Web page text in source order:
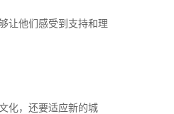
让他们感受到支持和理
化，还要适应新的城